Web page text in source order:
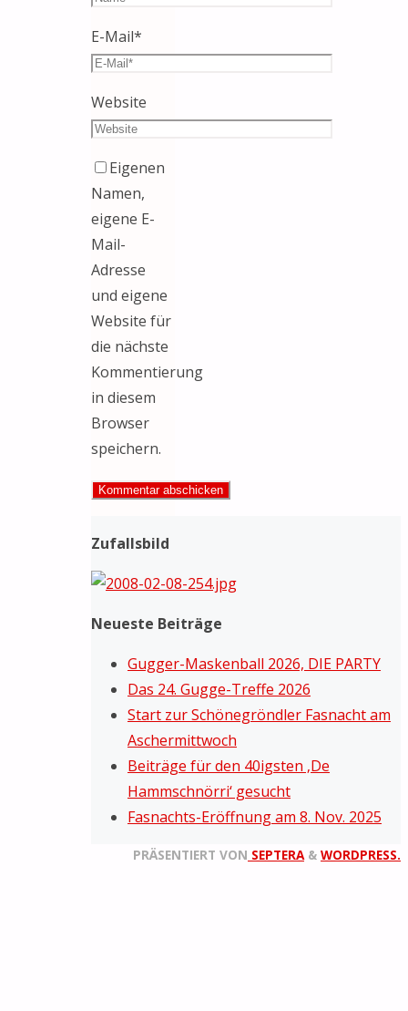
E-Mail*
Website
Eigenen
Namen,
eigene E-
Mail-
Adresse
und eigene
Website für
die nächste
Kommentierung
in diesem
Browser
speichern.
Zufallsbild
Neueste Beiträge
Gugger-Maskenball 2026, DIE PARTY
Das 24. Gugge-Treffe 2026
Start zur Schönegröndler Fasnacht am
Aschermittwoch
Beiträge für den 40igsten ‚De
Hammschnörri‘ gesucht
Fasnachts-Eröffnung am 8. Nov. 2025
PRÄSENTIERT VON SEPTERA& WORDPRESS.